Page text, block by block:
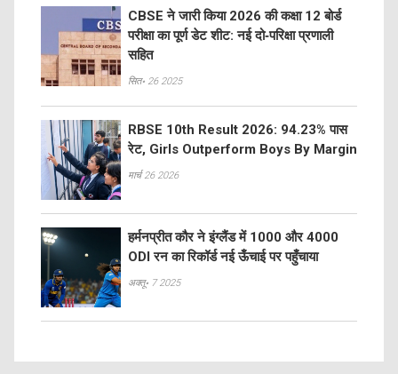
CBSE ने जारी किया 2026 की कक्षा 12 बोर्ड
परीक्षा का पूर्ण डेट शीट: नई दो‑परिक्षा प्रणाली
सहित
सित॰ 26 2025
RBSE 10th Result 2026: 94.23% पास
रेट, Girls Outperform Boys By Margin
मार्च 26 2026
हर्मनप्रीत कौर ने इंग्लैंड में 1000 और 4000
ODI रन का रिकॉर्ड नई ऊँचाई पर पहुँचाया
अक्तू॰ 7 2025